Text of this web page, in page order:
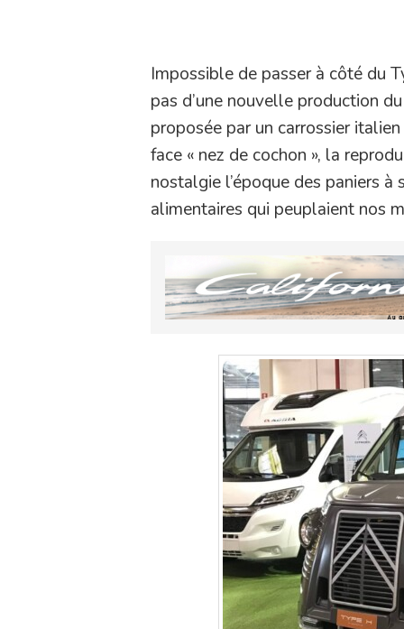
Impossible de passer à côté du
pas d’une nouvelle production
proposée par un carrossier
face « nez de cochon », la
nostalgie l’époque des paniers
alimentaires qui peuplaient nos